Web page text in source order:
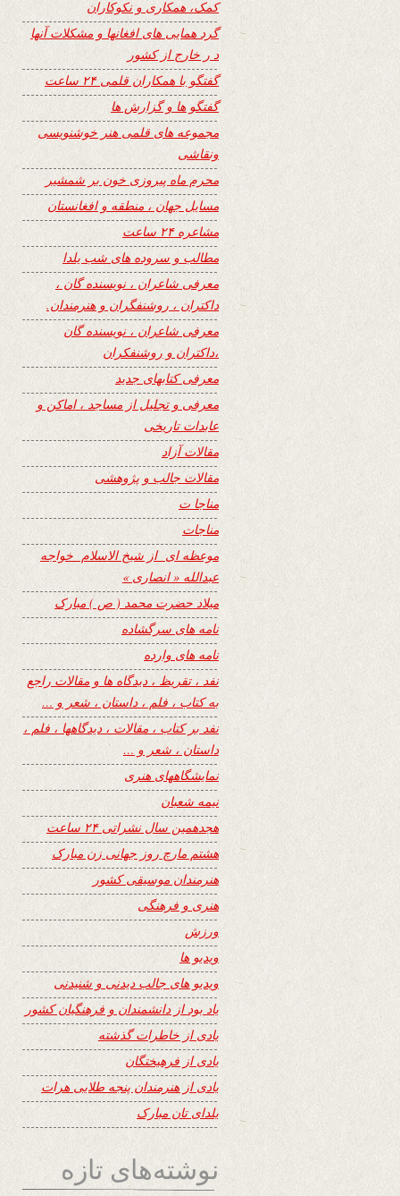
کمک، همکاری و نکوکاران
گرد همایی های افغانها و مشکلات آنها
د ر خارج از کشور
گفتگو با همکاران قلمی ۲۴ ساعت
گفتگو ها و گزارش ها
مجموعه های قلمی هنر خوشنویسی
ونقاشی
محرم ماه پیروزی خون بر شمشیر
مسایل جهان ، منطقه و افغانستان
مشاعره ۲۴ ساعت
مطالب و سروده های شب یلدا
معرفی شاعران ، نویسنده گان ،
داکتران ، روشنفگران و هنرمندان.
معرفی شاعران ، نویسنده گان
،داکتران و روشنفکران
معرفی کتابهای جدید
معرفی و تجلیل از مساجد ، اماکن و
عابدات تاریخی
مقالات آزاد
مقالات جالب و پژوهشی
مناجا ت
مناجات
موعظه ای از شیخ الاسلام خواجه
عبدالله « انصاری »
میلاد حضرت محمد ( ص ) مبارک
نامه های سرگشاده
نامه های وارده
نفد ، تقریظ ، دیدگاه ها و مقالات راجع
به کتاب ، فلم ، داستان ، شعر و …
نفد بر کتاب ، مقالات ، دیدگاهها ، فلم ،
داستان ، شعر و …
نمایشگاههای هنری
نیمه شعبان
هجدهمین سال نشراتی ۲۴ ساعت
هشتم مارچ روز جهانی زن مبارک
هنرمندان موسیقی کشور
هنری و فرهنگی
ورزش
ویدیو ها
ویدیو های جالب دیدنی و شنیدنی
یاد بود از دانشمندان و فرهنگیان کشور
یادی از خاطرات گذشته
یادی از فرهیختگان
یادی از هنرمندان پنجه طلایی هرات
یلدای تان مبارک
نوشته‌های تازه